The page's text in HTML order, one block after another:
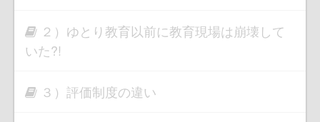
２）ゆとり教育以前に教育現場は崩壊して
いた?!
３）評価制度の違い